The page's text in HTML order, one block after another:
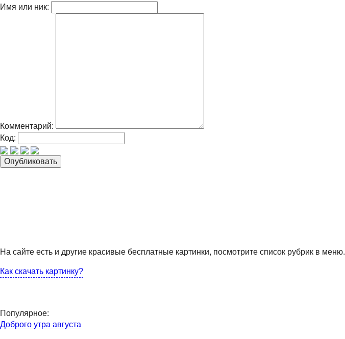
Имя или ник:
Комментарий:
Код:
На сайте есть и другие красивые бесплатные картинки, посмотрите список рубрик в меню.
Как скачать картинку?
Популярное:
Доброго утра августа